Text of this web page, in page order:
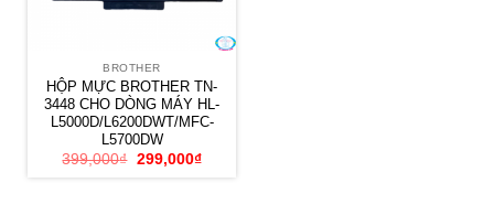
BROTHER
HỘP MỰC BROTHER TN-
3448 CHO DÒNG MÁY HL-
L5000D/L6200DWT/MFC-
L5700DW
399,000₫ Giá
299,000₫Giá